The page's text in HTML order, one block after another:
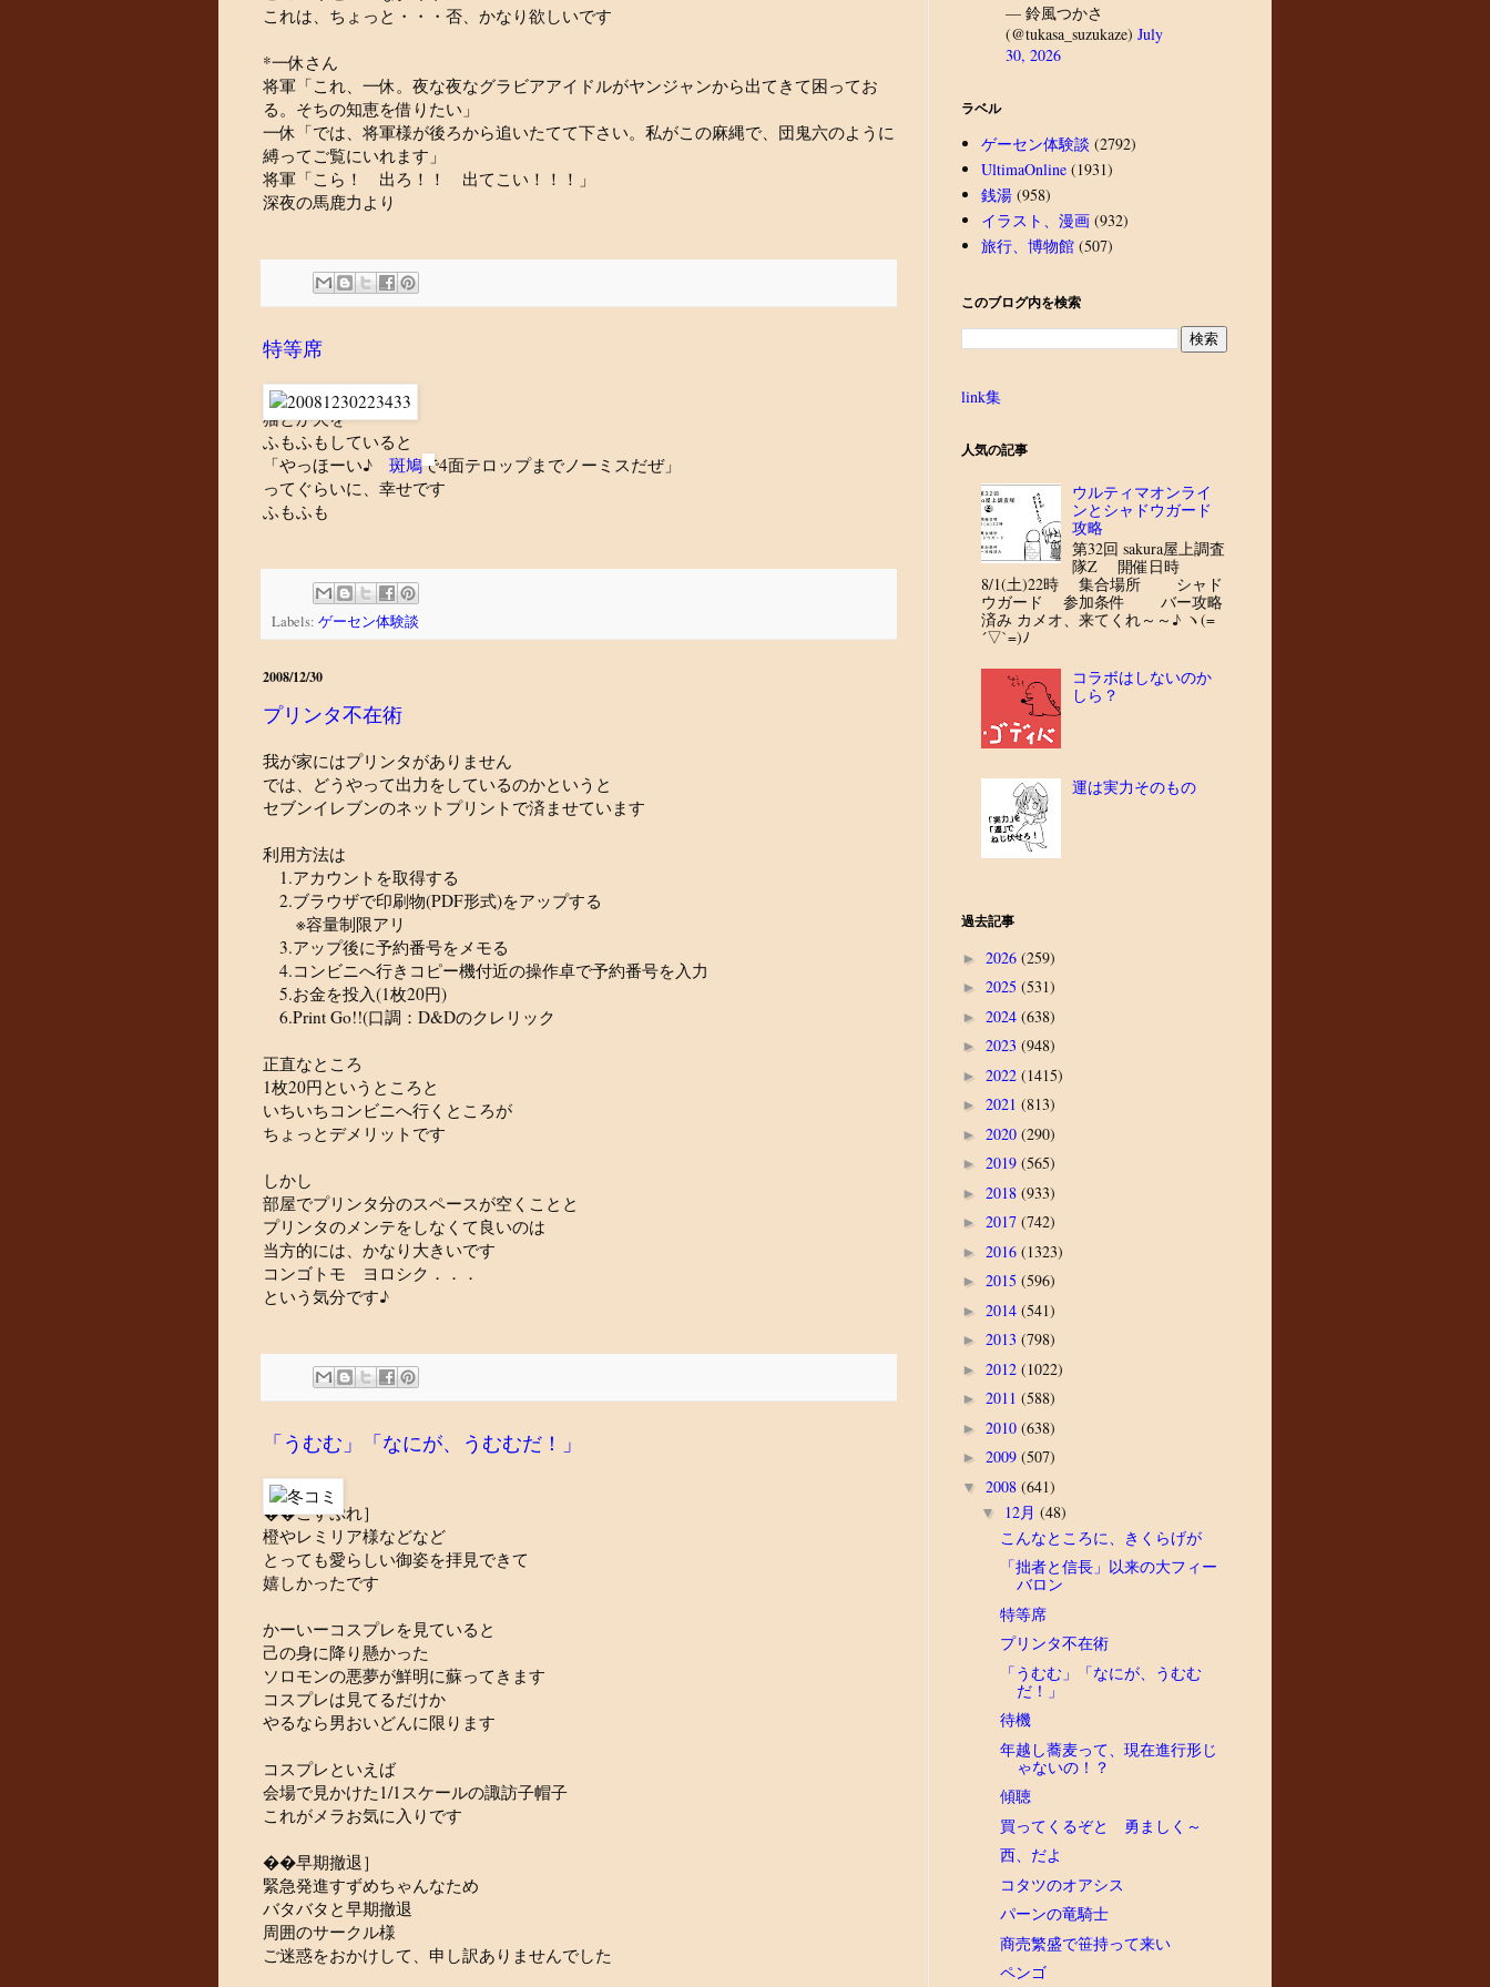
これは、ちょっと・・・否、かなり欲しいです
*一休さん
将軍「これ、一休。夜な夜なグラビアアイドルがヤンジャンから出てきて困ってお
る。そちの知恵を借りたい」
一休「では、将軍様が後ろから追いたてて下さい。私がこの麻縄で、団鬼六のように
縛ってご覧にいれます」
将軍「こら！ 出ろ！！ 出てこい！！！」
深夜の馬鹿力より
特等席
猫とか犬を
ふもふもしていると
「やっほーい♪ 斑鳩で4面テロップまでノーミスだぜ」
ってぐらいに、幸せです
ふもふも
Labels: ゲーセン体験談
2008/12/30
プリンタ不在術
我が家にはプリンタがありません
では、どうやって出力をしているのかというと
セブンイレブンのネットプリントで済ませています
利用方法は
1.アカウントを取得する
2.ブラウザで印刷物(PDF形式)をアップする
※容量制限アリ
3.アップ後に予約番号をメモる
4.コンビニへ行きコピー機付近の操作卓で予約番号を入力
5.お金を投入(1枚20円)
6.Print Go!!(口調：D&Dのクレリック
正直なところ
1枚20円というところと
いちいちコンビニへ行くところが
ちょっとデメリットです
しかし
部屋でプリンタ分のスペースが空くことと
プリンタのメンテをしなくて良いのは
当方的には、かなり大きいです
コンゴトモ ヨロシク．．．
という気分です♪
「うむむ」「なにが、うむむだ！」
��こすぷれ］
橙やレミリア様などなど
とっても愛らしい御姿を拝見できて
嬉しかったです
かーいーコスプレを見ていると
己の身に降り懸かった
ソロモンの悪夢が鮮明に蘇ってきます
コスプレは見てるだけか
やるなら男おいどんに限ります
コスプレといえば
会場で見かけた1/1スケールの諏訪子帽子
これがメラお気に入りです
��早期撤退］
緊急発進すずめちゃんなため
バタバタと早期撤退
周囲のサークル様
ご迷惑をおかけして、申し訳ありませんでした
— 鈴風つかさ
(@tukasa_suzukaze) July
30, 2026
ラベル
ゲーセン体験談 (2792)
UltimaOnline (1931)
銭湯 (958)
イラスト、漫画 (932)
旅行、博物館 (507)
このブログ内を検索
link集
人気の記事
ウルティマオンライ
ンとシャドウガード
攻略
第32回 sakura屋上調査
隊Z 開催日時
8/1(土)22時 集合場所 シャド
ウガード 参加条件 バー攻略
済み カメオ、来てくれ～～♪ ヽ(=
´▽`=)ﾉ
コラボはしないのか
しら？
運は実力そのもの
過去記事
► 2026 (259)
► 2025 (531)
► 2024 (638)
► 2023 (948)
► 2022 (1415)
► 2021 (813)
► 2020 (290)
► 2019 (565)
► 2018 (933)
► 2017 (742)
► 2016 (1323)
► 2015 (596)
► 2014 (541)
► 2013 (798)
► 2012 (1022)
► 2011 (588)
► 2010 (638)
► 2009 (507)
▼ 2008 (641)
▼ 12月 (48)
こんなところに、きくらげが
「拙者と信長」以来の大フィー
バロン
特等席
プリンタ不在術
「うむむ」「なにが、うむむ
だ！」
待機
年越し蕎麦って、現在進行形じ
ゃないの！？
傾聴
買ってくるぞと 勇ましく～
西、だよ
コタツのオアシス
パーンの竜騎士
商売繁盛で笹持って来い
ペンゴ